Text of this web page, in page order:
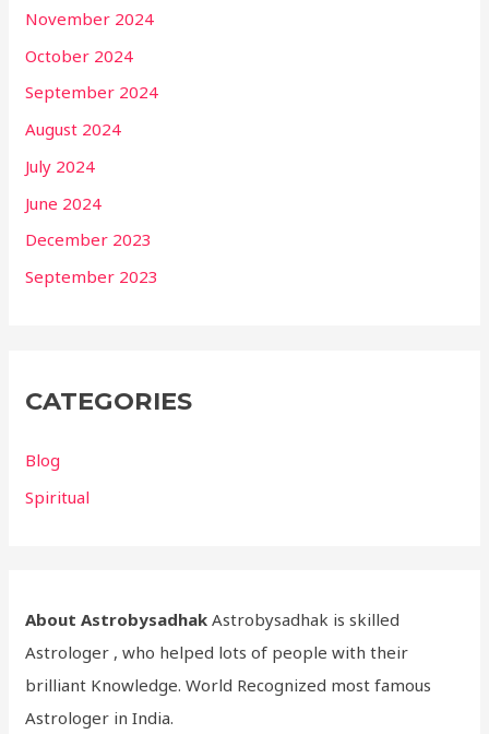
November 2024
October 2024
September 2024
August 2024
July 2024
June 2024
December 2023
September 2023
CATEGORIES
Blog
Spiritual
About Astrobysadhak Astrobysadhak is skilled
Astrologer , who helped lots of people with their
brilliant Knowledge. World Recognized most famous
Astrologer in India.